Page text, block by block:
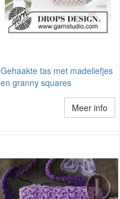
Gehaakte tas met madeliefjes
en granny squares
Meer info